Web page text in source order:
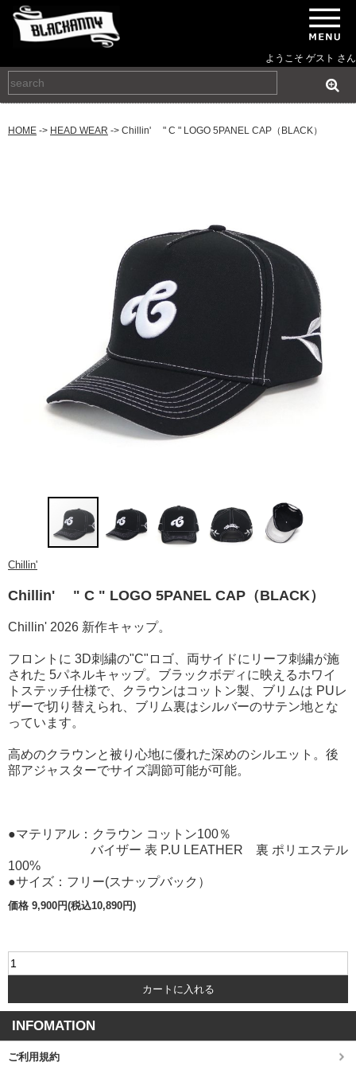
ようこそ ゲスト さん
HOME -> HEAD WEAR -> Chillin' " C " LOGO 5PANEL CAP（BLACK）
Chillin'
Chillin' " C " LOGO 5PANEL CAP（BLACK）
Chillin' 2026 新作キャップ。
フロントに 3D刺繍の"C"ロゴ、両サイドにリーフ刺繍が施
された 5パネルキャップ。ブラックボディに映えるホワイ
トステッチ仕様で、クラウンはコットン製、ブリムは PUレ
ザーで切り替えられ、ブリム裏はシルバーのサテン地とな
っています。
高めのクラウンと被り心地に優れた深めのシルエット。後
部アジャスターでサイズ調節可能が可能。
●マテリアル：クラウン コットン100％
バイザー 表 P.U LEATHER 裏 ポリエステル
100%
●サイズ：フリー(スナップバック）
価格 9,900円(税込10,890円)
INFOMATION
ご利用規約